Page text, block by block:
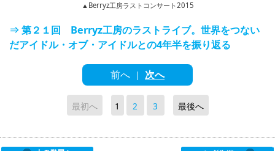
▲Berryz工房ラストコンサート2015
⇒ 第２１回 Berryz工房のラストライブ。世界をつない
だアイドル・オブ・アイドルとの4年半を振り返る
前へ | 次へ
最初へ 1 2 3 最後へ